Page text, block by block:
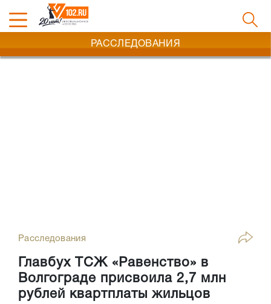
РАССЛЕДОВАНИЯ
Расследования
Главбух ТСЖ «Равенство» в
Волгограде присвоила 2,7 млн
рублей квартплаты жильцов